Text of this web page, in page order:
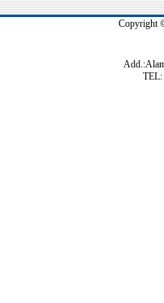
Copyright
TEL: